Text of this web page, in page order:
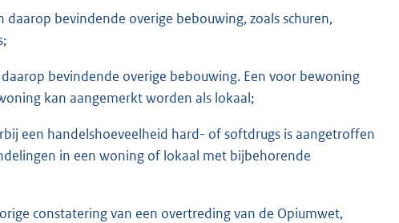
bevindende overige bebouwing, zoals schuren,
bevindende overige bebouwing. Een voor bewoning
kan aangemerkt worden als lokaal;
een handelshoeveelheid hard- of softdrugs is aangetroffen
in een woning of lokaal met bijbehorende
constatering van een overtreding van de Opiumwet,